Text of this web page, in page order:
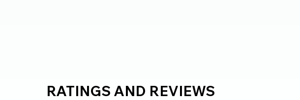
RATINGS AND REVIEWS